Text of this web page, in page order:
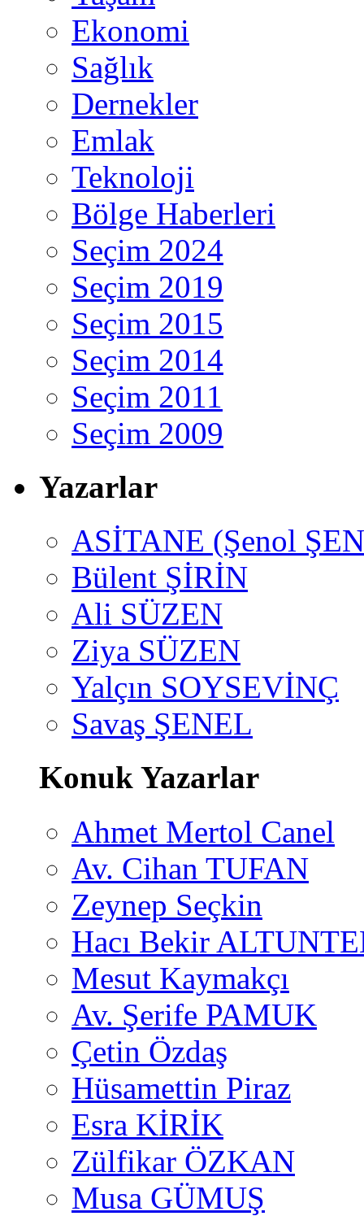
Ekonomi
Sağlık
Dernekler
Emlak
Teknoloji
Bölge Haberleri
Seçim 2024
Seçim 2019
Seçim 2015
Seçim 2014
Seçim 2011
Seçim 2009
Yazarlar
ASİTANE (Şenol
Bülent ŞİRİN
Ali SÜZEN
Ziya SÜZEN
Yalçın SOYSEVİNÇ
Savaş ŞENEL
Konuk Yazarlar
Ahmet Mertol Canel
Av. Cihan TUFAN
Zeynep Seçkin
Hacı Bekir
Mesut Kaymakçı
Av. Şerife PAMUK
Çetin Özdaş
Hüsamettin Piraz
Esra KİRİK
Zülfikar ÖZKAN
Musa GÜMUŞ